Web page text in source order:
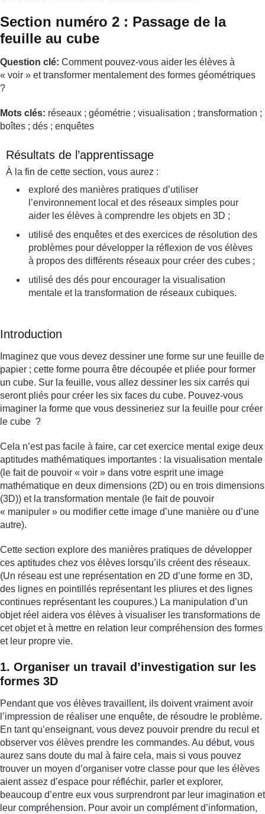
Section numéro 2 : Passage de la
feuille au cube
Question clé: Comment pouvez-vous aider les élèves à
« voir » et transformer mentalement des formes géométriques
?
Mots clés: réseaux ; géométrie ; visualisation ; transformation ;
boîtes ; dés ; enquêtes
Résultats de l’apprentissage
À la fin de cette section, vous aurez :
exploré des manières pratiques d’utiliser
l’environnement local et des réseaux simples pour
aider les élèves à comprendre les objets en 3D ;
utilisé des enquêtes et des exercices de résolution des
problèmes pour développer la réflexion de vos élèves
à propos des différents réseaux pour créer des cubes ;
utilisé des dés pour encourager la visualisation
mentale et la transformation de réseaux cubiques.
Introduction
Imaginez que vous devez dessiner une forme sur une feuille de
papier ; cette forme pourra être découpée et pliée pour former
un cube. Sur la feuille, vous allez dessiner les six carrés qui
seront pliés pour créer les six faces du cube. Pouvez-vous
imaginer la forme que vous dessineriez sur la feuille pour créer
le cube ?
Cela n’est pas facile à faire, car cet exercice mental exige deux
aptitudes mathématiques importantes : la visualisation mentale
(le fait de pouvoir « voir » dans votre esprit une image
mathématique en deux dimensions (2D) ou en trois dimensions
(3D)) et la transformation mentale (le fait de pouvoir
« manipuler » ou modifier cette image d’une manière ou d’une
autre).
Cette section explore des manières pratiques de développer
ces aptitudes chez vos élèves lorsqu’ils créent des réseaux.
(Un réseau est une représentation en 2D d’une forme en 3D,
des lignes en pointillés représentant les pliures et des lignes
continues représentant les coupures.) La manipulation d’un
objet réel aidera vos élèves à visualiser les transformations de
cet objet et à mettre en relation leur compréhension des formes
et leur propre vie.
1. Organiser un travail d’investigation sur les
formes 3D
Pendant que vos élèves travaillent, ils doivent vraiment avoir
l’impression de réaliser une enquête, de résoudre le problème.
En tant qu’enseignant, vous devez pouvoir prendre du recul et
observer vos élèves prendre les commandes. Au début, vous
aurez sans doute du mal à faire cela, mais si vous pouvez
trouver un moyen d’organiser votre classe pour que les élèves
aient assez d’espace pour réfléchir, parler et explorer,
beaucoup d’entre eux vous surprendront par leur imagination et
leur compréhension. Pour avoir un complément d’information,